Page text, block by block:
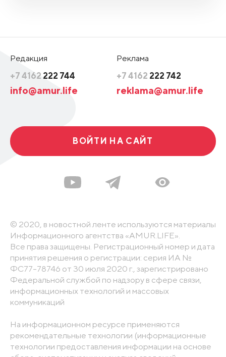
Редакция
+7 4162 222 744
info@amur.life
Реклама
+7 4162 222 742
reklama@amur.life
ВОЙТИ НА САЙТ
© 2020, в новостной ленте используются материалы
Информационного агентства «AMUR.LIFE».
Все права защищены. Регистрационный номер и дата
принятия решения о регистрации: серия ИА №
ФС77-78746 от 30 июля 2020 г., зарегистрировано
Федеральной службой по надзору в сфере связи,
информационных технологий и массовых
коммуникаций
На информационном ресурсе применяются
рекомендательные технологии (информационные
технологии предоставления информации на основе